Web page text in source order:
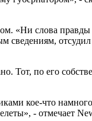
«Ни слова
сведениям,
Тот, по его
кое-что
- отмечает